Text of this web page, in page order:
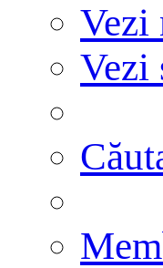
Vezi
Vezi